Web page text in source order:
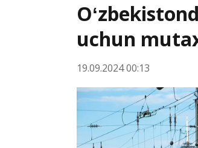
uchun
19.09.2024 00:13